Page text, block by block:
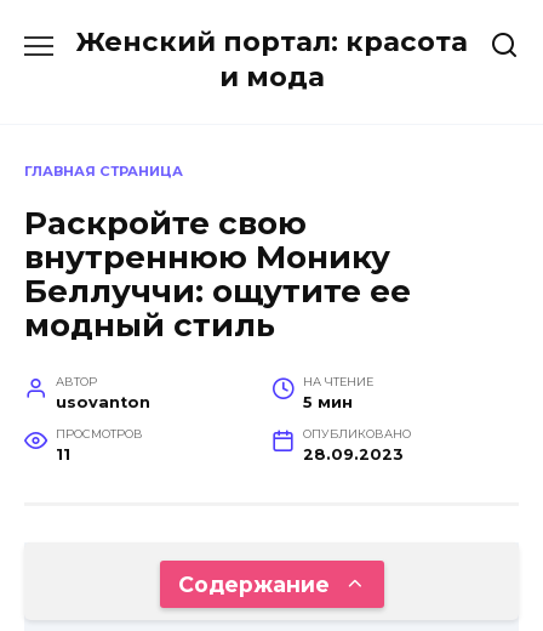
Женский портал: красота
и мода
ГЛАВНАЯ СТРАНИЦА
Раскройте свою
внутреннюю Монику
Беллуччи: ощутите ее
модный стиль
АВТОР
usovanton
НА ЧТЕНИЕ
5 мин
ПРОСМОТРОВ
11
ОПУБЛИКОВАНО
28.09.2023
Содержание